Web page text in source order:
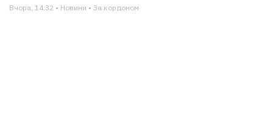
Вчора, 14:32 • Новини • За кордоном